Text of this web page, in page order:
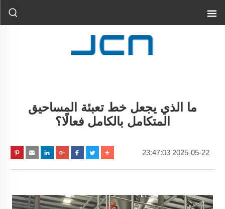
ما الذي يجعل خط تعبئة المساحيق
المتكامل بالكامل فعالًا؟
2025-05-22 23:47:03